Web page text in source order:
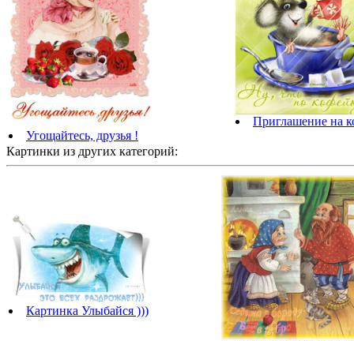
Угощайтесь, друзья !
Приглашение на
Картинки из других категорий:
Картинка Улыбайся )))